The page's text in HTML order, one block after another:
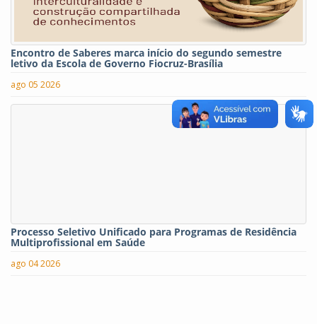
Encontro de Saberes marca início do segundo semestre
letivo da Escola de Governo Fiocruz-Brasília
ago 05 2026
Processo Seletivo Unificado para Programas de Residência
Multiprofissional em Saúde
ago 04 2026